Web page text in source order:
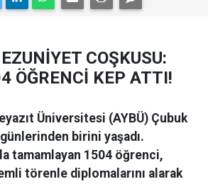
COŞKUSU:
ÖĞRENCİ KEP ATTI!
Üniversitesi (AYBÜ) Çubuk
birini yaşadı.
tamamlayan 1504 öğrenci,
törenle diplomalarını alarak